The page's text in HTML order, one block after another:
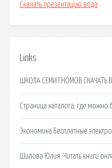
Скачать презентацию вода
Links
ШКОЛА СЕМИ ГНОМОВ СКАЧАТЬ
Страница каталога, где можно
Экономика Бесплатные
Шилова Юлия. Читать книги